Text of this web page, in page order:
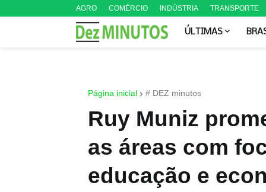
AGRO COMÉRCIO INDÚSTRIA TRANSPORTE
ÚLTIMAS
Página inicial # DEZ minutos
Ruy Muniz
as áreas com
educação e